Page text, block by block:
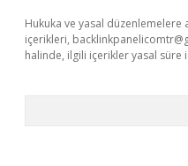
Hukuka ve yasal düzenlemelere
içerikleri,
halinde, ilgili içerikler yasal süre